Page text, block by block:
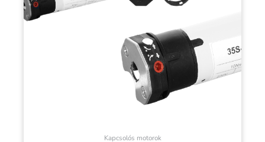
Kapcsolós motorok